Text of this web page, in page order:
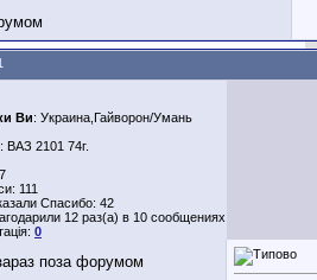
Ви: Украина,Гайворон/Умань
: ВАЗ 2101 74г.
111
Спасибо: 42
12 раз(а) в 10 сообщениях
0